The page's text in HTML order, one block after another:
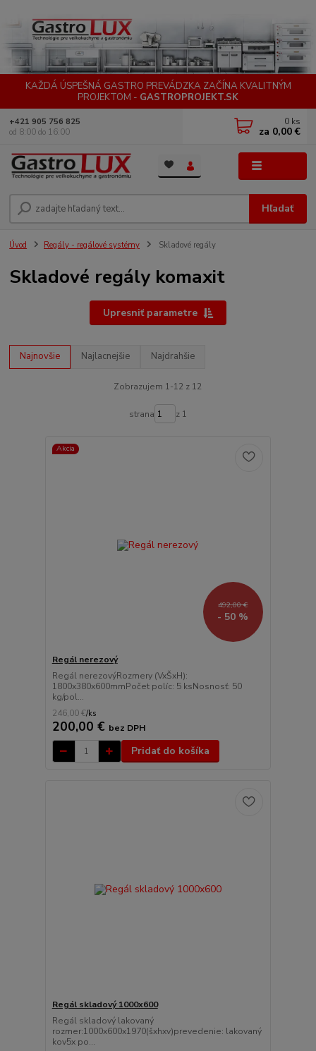
KAŽDÁ ÚSPEŠNÁ GASTRO PREVÁDZKA ZAČÍNA KVALITNÝM
PROJEKTOM - GASTROPROJEKT.SK
Hľadať
+421 905 756 825
od 8:00 do 16:00
0 ks
za 0,00 €
Úvod Regály - regálové systémy Skladové regály
Skladové regály komaxit
Upresniť parametre
Najnovšie Najlacnejšie Najdrahšie
Zobrazujem 1-12 z 12
strana z 1
Akcia
492,00 €
- 50 %
Regál nerezový
Regál nerezovýRozmery (VxŠxH):
1800x380x600mmPočet políc: 5 ksNosnosť: 50
kg/pol...
246,00 €/ks
200,00 € bez DPH
Pridať do košíka
Regál skladový 1000x600
Regál skladový lakovaný
rozmer:1000x600x1970(šxhxv)prevedenie: lakovaný
kov5x po...